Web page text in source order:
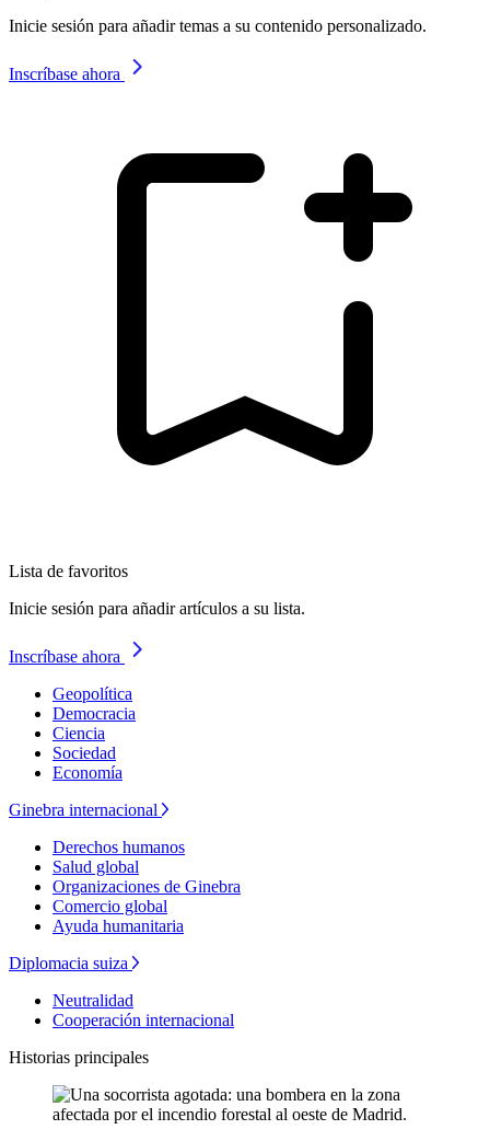
Inicie sesión para añadir temas a su contenido personalizado.
Inscríbase ahora
Lista de favoritos
Inicie sesión para añadir artículos a su lista.
Inscríbase ahora
Geopolítica
Democracia
Ciencia
Sociedad
Economía
Ginebra internacional
Derechos humanos
Salud global
Organizaciones de Ginebra
Comercio global
Ayuda humanitaria
Diplomacia suiza
Neutralidad
Cooperación internacional
Historias principales